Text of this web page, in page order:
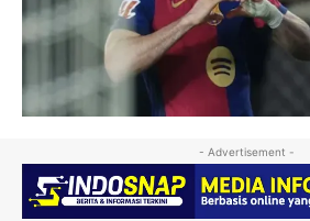
- Advertisement -